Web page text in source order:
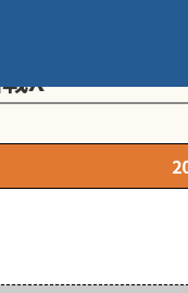
X